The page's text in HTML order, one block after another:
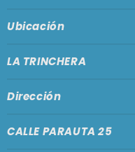
12:00 am -
1:00 am -
Ubicación
LA TRINCHERA
Dirección
CALLE PARAUTA 25